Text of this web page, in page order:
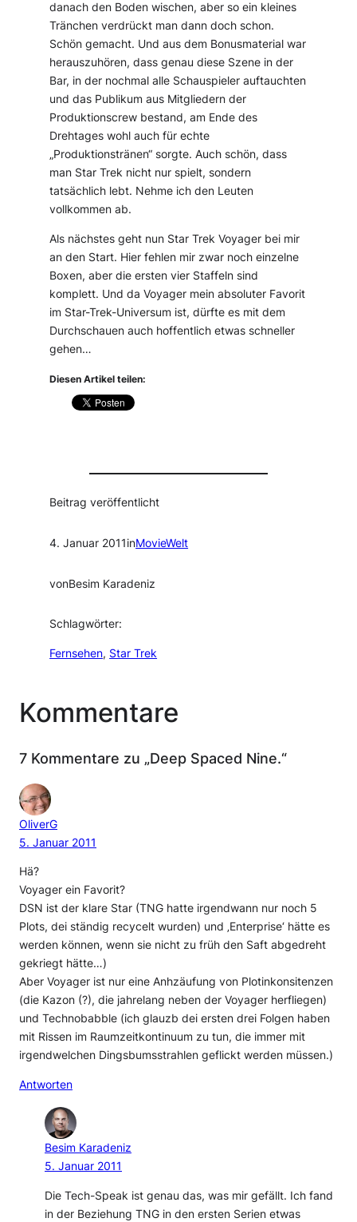
danach den Boden wischen, aber so ein kleines
Tränchen verdrückt man dann doch schon.
Schön gemacht. Und aus dem Bonusmaterial war
herauszuhören, dass genau diese Szene in der
Bar, in der nochmal alle Schauspieler auftauchten
und das Publikum aus Mitgliedern der
Produktionscrew bestand, am Ende des
Drehtages wohl auch für echte
„Produktionstränen“ sorgte. Auch schön, dass
man Star Trek nicht nur spielt, sondern
tatsächlich lebt. Nehme ich den Leuten
vollkommen ab.
Als nächstes geht nun Star Trek Voyager bei mir
an den Start. Hier fehlen mir zwar noch einzelne
Boxen, aber die ersten vier Staffeln sind
komplett. Und da Voyager mein absoluter Favorit
im Star-Trek-Universum ist, dürfte es mit dem
Durchschauen auch hoffentlich etwas schneller
gehen…
Diesen Artikel teilen:
Beitrag veröffentlicht
4. Januar 2011inMovieWelt
vonBesim Karadeniz
Schlagwörter:
Fernsehen, Star Trek
Kommentare
7 Kommentare zu „Deep Spaced Nine.“
OliverG
5. Januar 2011
Hä?
Voyager ein Favorit?
DSN ist der klare Star (TNG hatte irgendwann nur noch 5
Plots, dei ständig recycelt wurden) und ‚Enterprise‘ hätte es
werden können, wenn sie nicht zu früh den Saft abgedreht
gekriegt hätte…)
Aber Voyager ist nur eine Anhzäufung von Plotinkonsitenzen
(die Kazon (?), die jahrelang neben der Voyager herfliegen)
und Technobabble (ich glauzb dei ersten drei Folgen haben
mit Rissen im Raumzeitkontinuum zu tun, die immer mit
irgendwelchen Dingsbumsstrahlen geflickt werden müssen.)
Antworten
Besim Karadeniz
5. Januar 2011
Die Tech-Speak ist genau das, was mir gefällt. Ich fand
in der Beziehung TNG in den ersten Serien etwas